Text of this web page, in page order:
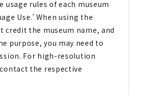
usage rules of each museum
Use.’ When using the
credit the museum name, and
purpose, you may need to
For high-resolution
the respective